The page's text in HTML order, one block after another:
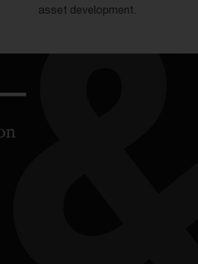
asset development.